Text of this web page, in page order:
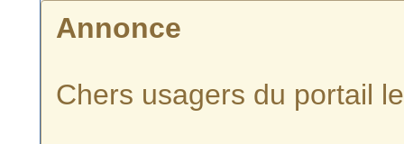
Annonce
Chers usagers du portail